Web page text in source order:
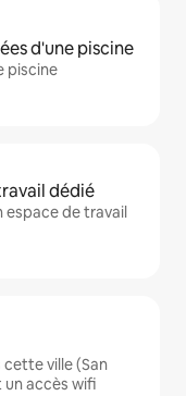
d'une piscine
piscine
dédié
espace de travail
ville (San
un accès wifi